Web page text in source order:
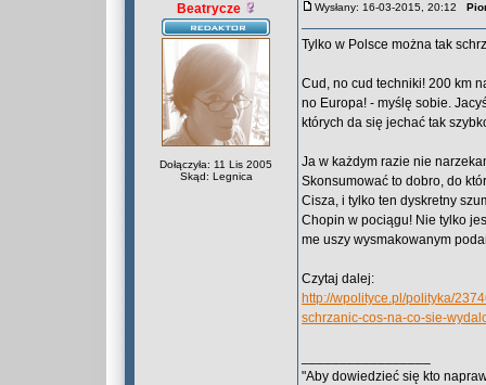
Beatrycze
Dołączyła: 11 Lis 2005
Skąd: Legnica
Wysłany: 16-03-2015, 20:12
Tylko w Polsce można tak
Cud, no cud techniki! 200 km
no Europa! - myślę sobie.
których da się jechać tak
Ja w każdym razie nie
Skonsumować to dobro, do
Cisza, i tylko ten dyskretny
Chopin w pociągu! Nie tylko
me uszy wysmakowanym
Czytaj dalej:
http://wpolityce.pl/polityka/
schrzanic-cos-na-co-sie-
"Aby dowiedzieć się kto